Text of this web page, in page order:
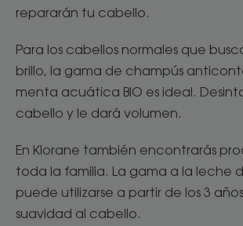
repararán tu cabello.
Para los cabellos normales que
brillo, la gama de champús
menta acuática BIO es ideal.
cabello y le dará volumen.
En Klorane también encontrarás
toda la familia. La gama a la leche
puede utilizarse a partir de los 3
suavidad al cabello.